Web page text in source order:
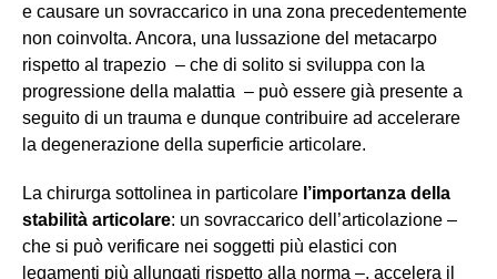
e causare un sovraccarico in una zona precedentemente
non coinvolta. Ancora, una lussazione del metacarpo
rispetto al trapezio – che di solito si sviluppa con la
progressione della malattia – può essere già presente a
seguito di un trauma e dunque contribuire ad accelerare
la degenerazione della superficie articolare.
La chirurga sottolinea in particolare l’importanza della
stabilità articolare: un sovraccarico dell’articolazione –
che si può verificare nei soggetti più elastici con
legamenti più allungati rispetto alla norma –, accelera il